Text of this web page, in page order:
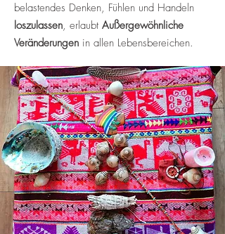
belastendes Denken, Fühlen und Handeln
loszulassen, erlaubt Außergewöhnliche
Veränderungen in allen Lebensbereichen.